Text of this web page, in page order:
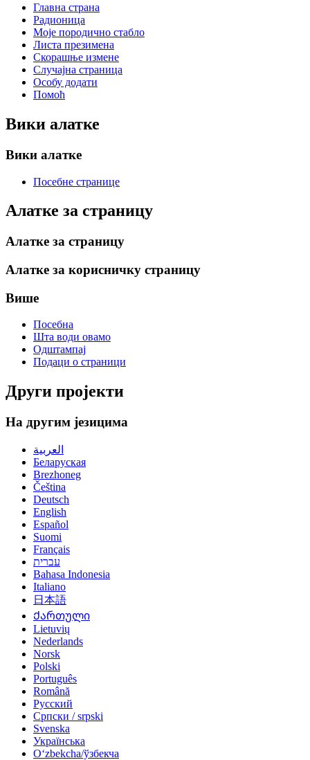
Главна страна
Радионица
Моје породично стабло
Листа презимена
Скорашње измене
Случајна страница
Особу додати
Помоћ
Вики алатке
Вики алатке
Посебне странице
Алатке за страницу
Алатке за страницу
Алатке за корисничку страницу
Више
Посебна
Шта води овамо
Одштампај
Подаци о страници
Други пројекти
На другим језицима
العربية
Беларуская
Brezhoneg
Čeština
Deutsch
English
Español
Suomi
Français
עברית
Bahasa Indonesia
Italiano
日本語
Ქართული
Lietuvių
Nederlands
Norsk
Polski
Português
Română
Русский
Српски / srpski
Svenska
Українська
Oʻzbekcha/ўзбекча